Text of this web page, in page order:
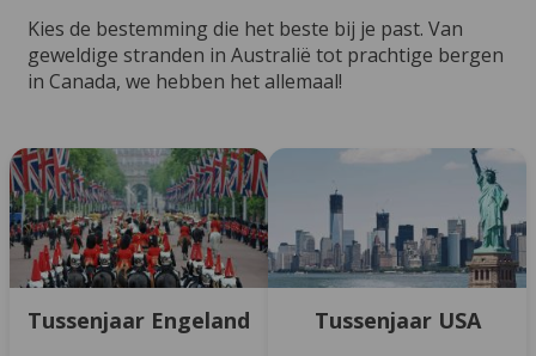
Kies de bestemming die het beste bij je past. Van
geweldige stranden in Australië tot prachtige bergen
in Canada, we hebben het allemaal!
Tussenjaar Engeland Tussenjaar USA